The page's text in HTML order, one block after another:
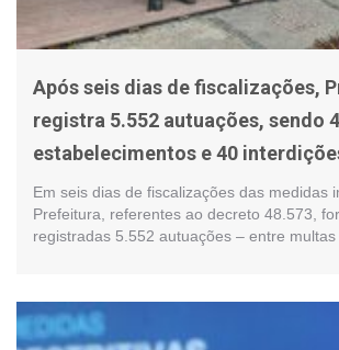
Após seis dias de fiscalizações,
registra 5.552 autuações, sendo
estabelecimentos e 40
Em seis dias de fiscalizações das medidas
Prefeitura, referentes ao decreto 48.573,
registradas 5.552 autuações – entre